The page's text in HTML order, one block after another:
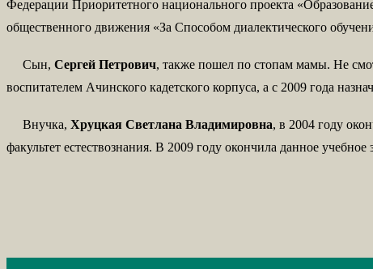
Федерации Приоритетного национального проекта
общественного движения «За Способом диалектического
Сын, Сергей Петрович, также пошел по стопам мамы. Не
воспитателем Ачинского кадетского корпуса, а с 2009 года
Внучка, Хруцкая Светлана Владимировна, в 2004 году
факультет естествознания. В 2009 году окончила данное